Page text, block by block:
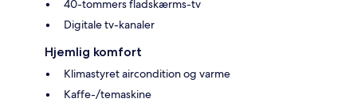
40-tommers fladskærms-tv
Digitale tv-kanaler
Hjemlig komfort
Klimastyret aircondition og varme
Kaffe-/temaskine